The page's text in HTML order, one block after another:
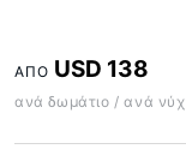
ΑΠΌ USD 138
ανά δωμάτιο / ανά